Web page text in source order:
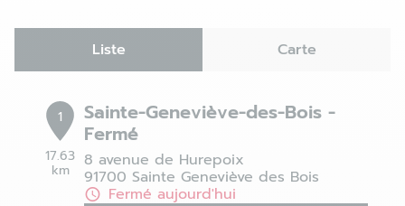
Liste Carte
1
17.63
km
Sainte-Geneviève-des-Bois -
Fermé
8 avenue de Hurepoix
91700 Sainte Geneviève des Bois
Fermé aujourd'hui